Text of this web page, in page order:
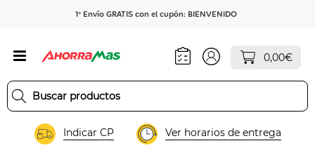
1º Envío GRATIS con el cupón: BIENVENIDO
0,00€
Indicar CP Ver horarios de entrega